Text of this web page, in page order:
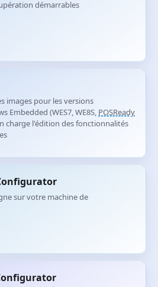
démarrables
images pour les versions
Embedded (WES7, WE8S, POSReady
charge l'édition des fonctionnalités
sur votre machine de